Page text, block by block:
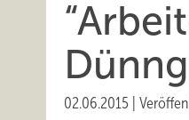
02.06.2015